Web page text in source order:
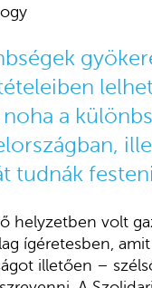
a
tudnák
helyzetben volt
ígéretesben,
illetően –